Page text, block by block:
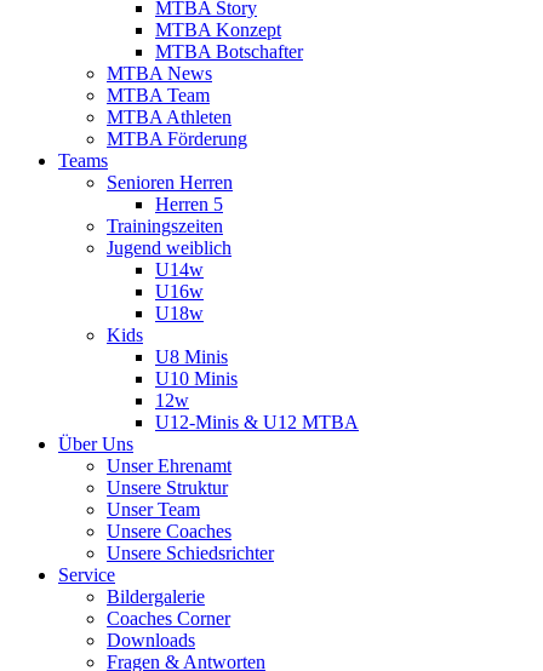
MTBA Story
MTBA Konzept
MTBA Botschafter
MTBA News
MTBA Team
MTBA Athleten
MTBA Förderung
Teams
Senioren Herren
Herren 5
Trainingszeiten
Jugend weiblich
U14w
U16w
U18w
Kids
U8 Minis
U10 Minis
12w
U12-Minis & U12 MTBA
Über Uns
Unser Ehrenamt
Unsere Struktur
Unser Team
Unsere Coaches
Unsere Schiedsrichter
Service
Bildergalerie
Coaches Corner
Downloads
Fragen & Antworten